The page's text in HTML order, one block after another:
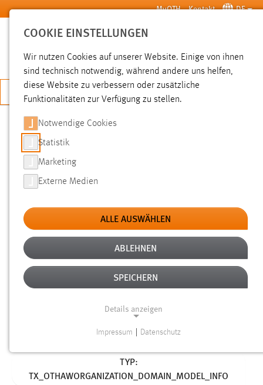
Zum Hauptinhalt springen MyOTH Kontakt DE
SUCHE
JETZT BEWERBEN
SUCHE
FILTER
Typ
Erstellungsdatum
Alter
TYP:
TX_OTHAWORGANIZATION_DOMAIN_MODEL_INFO
COOKIE EINSTELLUNGEN
Wir nutzen Cookies auf unserer Website. Einige von ihnen
sind technisch notwendig, während andere uns helfen,
diese Website zu verbessern oder zusätzliche
Funktionalitäten zur Verfügung zu stellen.
Notwendige Cookies
Statistik
Marketing
Externe Medien
ALLE AUSWÄHLEN
ABLEHNEN
SPEICHERN
Details anzeigen
Notwendige Cookies ermöglichen grundlegende
Funktionen und sind für die einwandfreie Funktion der
Impressum Datenschutz